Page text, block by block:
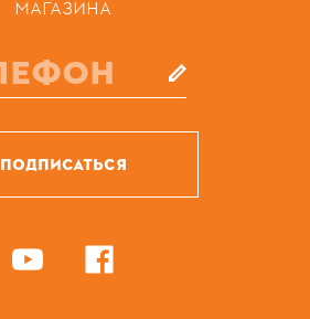
МАГАЗИНА
ПОДПИСАТЬСЯ